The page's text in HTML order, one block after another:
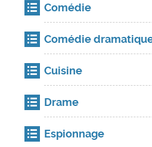
Comédie
Comédie
Cuisine
Drame
Espionnage